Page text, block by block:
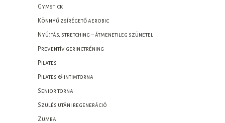
Gymstick
Könnyű zsírégető aerobic
Nyújtás, stretching – átmenetileg szünetel
Preventív gerinctréning
Pilates
Pilates & intimtorna
Senior torna
Szülés utáni regeneráció
Zumba